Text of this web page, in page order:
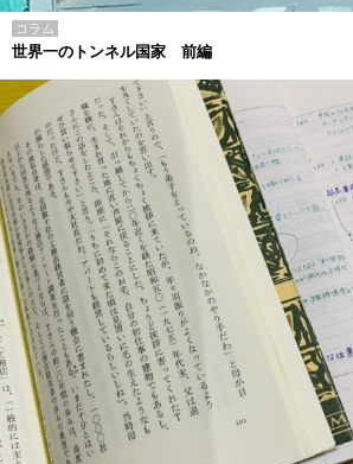
コラム
世界一のトンネル国家 前編